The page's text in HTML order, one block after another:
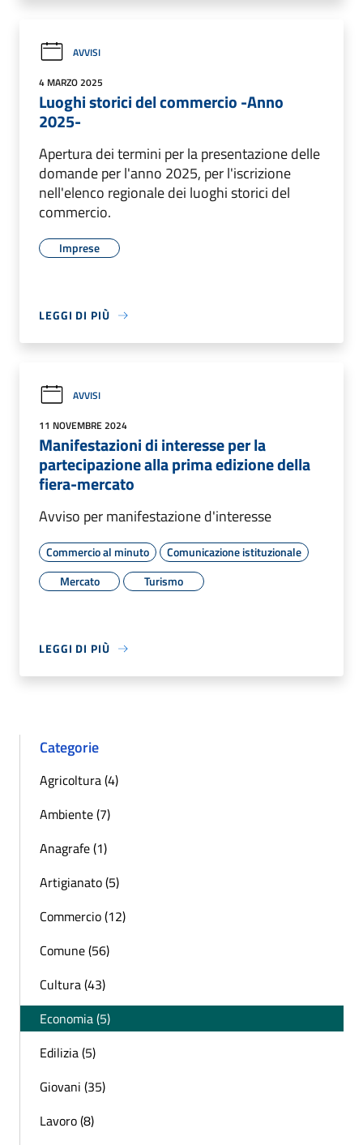
AVVISI
4 MARZO 2025
Luoghi storici del commercio -Anno
2025-
Apertura dei termini per la presentazione delle
domande per l'anno 2025, per l'iscrizione
nell'elenco regionale dei luoghi storici del
commercio.
Imprese
LEGGI DI PIÙ
AVVISI
11 NOVEMBRE 2024
Manifestazioni di interesse per la
partecipazione alla prima edizione della
fiera-mercato
Avviso per manifestazione d'interesse
Commercio al minuto
Comunicazione istituzionale
Mercato
Turismo
LEGGI DI PIÙ
Categorie
Agricoltura (4)
Ambiente (7)
Anagrafe (1)
Artigianato (5)
Commercio (12)
Comune (56)
Cultura (43)
Economia (5)
Edilizia (5)
Giovani (35)
Lavoro (8)